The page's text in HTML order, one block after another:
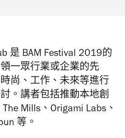
是 BAM Festival 2019的
一眾行業或企業的先
尚、工作、未來等進行
。講者包括推動本地創
The Mills 、 Origami Labs 、
等。